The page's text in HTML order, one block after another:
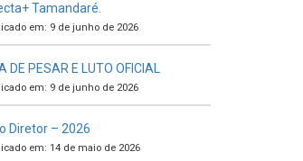
Tamandaré.
em: 9 de junho de 2026
DE PESAR E LUTO OFICIAL
em: 9 de junho de 2026
Diretor – 2026
em: 14 de maio de 2026